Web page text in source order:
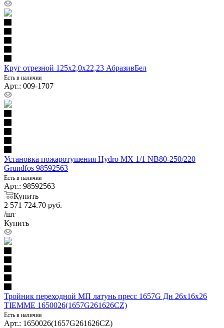
Круг отрезной 125х2,0х22,23 АбразивБел
Есть в наличии
Арт.: 009-1707
Установка пожаротушения Hydro MX 1/1 NB80-250/220
Grundfos 98592563
Есть в наличии
Арт.: 98592563
Купить
2 571 724.70 руб.
/шт
Купить
Тройник переходной МП латунь пресс 1657G Дн 26х16х26
TIEMME 1650026(1657G261626CZ)
Есть в наличии
Арт.: 1650026(1657G261626CZ)